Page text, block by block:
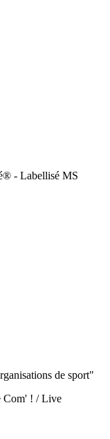
- Labellisé MS
de sport"